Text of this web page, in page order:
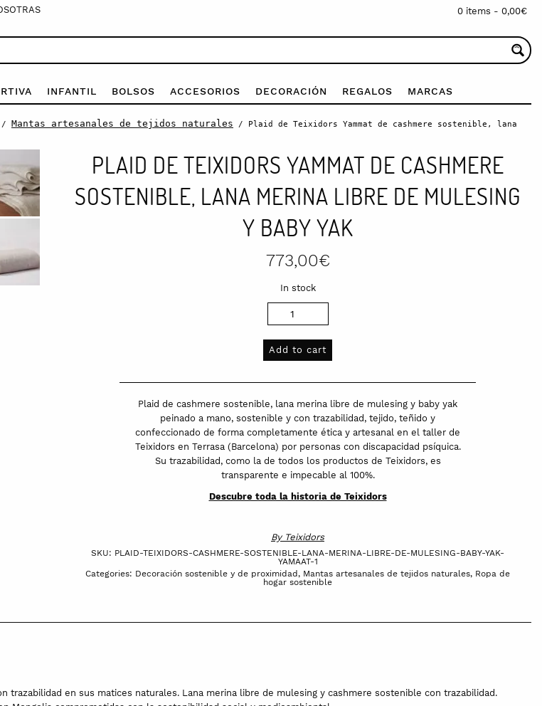
0 items - 0,00€
INFANTIL BOLSOS ACCESORIOS DECORACIÓN REGALOS MARCAS
/ Mantas artesanales de tejidos naturales / Plaid de Teixidors Yammat de cashmere sostenible, lana
PLAID DE TEIXIDORS YAMMAT DE CASHMERE
SOSTENIBLE, LANA MERINA LIBRE DE MULESING
Y BABY YAK
773,00€
In stock
quantity
Add to cart
Plaid de cashmere sostenible, lana merina libre de mulesing y baby yak
peinado a mano, sostenible y con trazabilidad, tejido, teñido y
confeccionado de forma completamente ética y artesanal en el taller de
Teixidors en Terrasa (Barcelona) por personas con discapacidad psíquica.
Su trazabilidad, como la de todos los productos de Teixidors, es
transparente e impecable al 100%.
Descubre toda la historia de Teixidors
By Teixidors
SKU: PLAID-TEIXIDORS-CASHMERE-SOSTENIBLE-LANA-MERINA-LIBRE-DE-MULESING-BABY-YAK-
YAMAAT-1
Categories: Decoración sostenible y de proximidad, Mantas artesanales de tejidos naturales, Ropa de
hogar sostenible
trazabilidad en sus matices naturales. Lana merina libre de mulesing y cashmere sostenible con trazabilidad.